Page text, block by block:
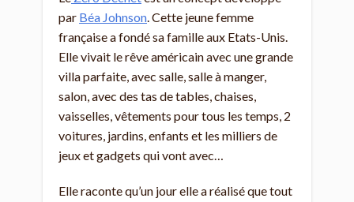
par Béa Johnson. Cette jeune femme
française a fondé sa famille aux Etats-Unis.
Elle vivait le rêve américain avec une grande
villa parfaite, avec salle, salle à manger,
salon, avec des tas de tables, chaises,
vaisselles, vêtements pour tous les temps, 2
voitures, jardins, enfants et les milliers de
jeux et gadgets qui vont avec…
Elle raconte qu’un jour elle a réalisé que tout